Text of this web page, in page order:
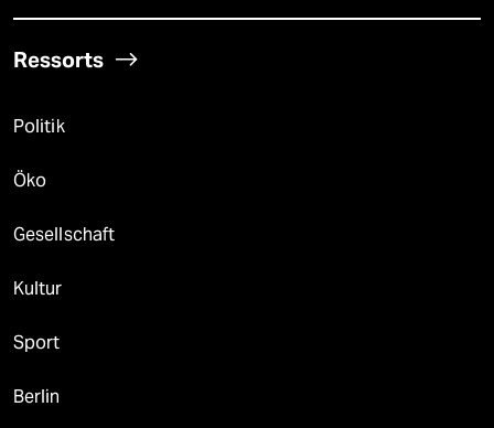
Ressorts
Politik
Öko
Gesellschaft
Kultur
Sport
Berlin